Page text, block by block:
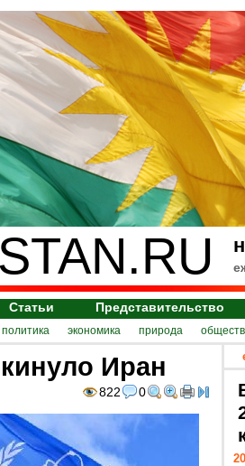
Статьи Представительство
политика экономика природа
Иран
822 0